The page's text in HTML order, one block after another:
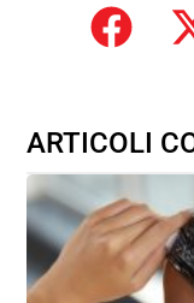
ARTICOLI